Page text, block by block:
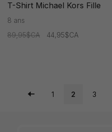
T-Shirt Michael Kors Fille
8 ans
89,95$CA
44,95$CA
1 2 3